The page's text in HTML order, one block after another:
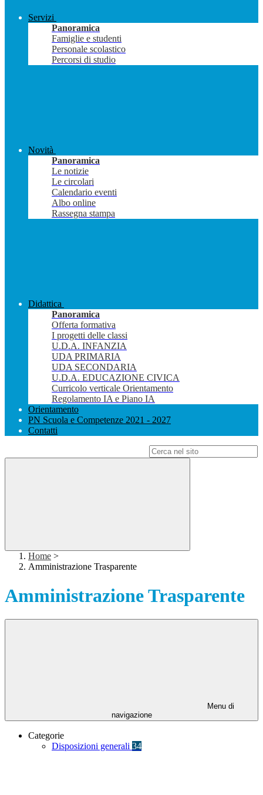
Servizi
Panoramica
Famiglie e studenti
Personale scolastico
Percorsi di studio
Novità
Panoramica
Le notizie
Le circolari
Calendario eventi
Albo online
Rassegna stampa
Didattica
Panoramica
Offerta formativa
I progetti delle classi
U.D.A. INFANZIA
UDA PRIMARIA
UDA SECONDARIA
U.D.A. EDUCAZIONE CIVICA
Curricolo verticale Orientamento
Regolamento IA e Piano IA
Orientamento
PN Scuola e Competenze 2021 - 2027
Contatti
Home >
Amministrazione Trasparente
Amministrazione Trasparente
Menu di
navigazione
Categorie
Disposizioni generali 34